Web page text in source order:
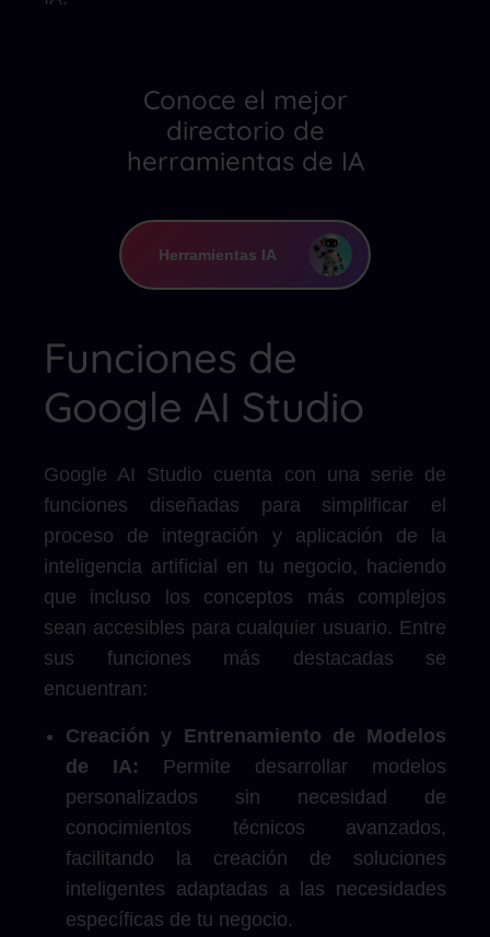
Conoce el mejor
directorio de
herramientas de IA
Herramientas IA
Funciones de
Google AI Studio
Google AI Studio cuenta con una serie de
funciones diseñadas para simplificar el
proceso de integración y aplicación de la
inteligencia artificial en tu negocio, haciendo
que incluso los conceptos más complejos
sean accesibles para cualquier usuario. Entre
sus funciones más destacadas se
encuentran:
Creación y Entrenamiento de Modelos
de IA: Permite desarrollar modelos
personalizados sin necesidad de
conocimientos técnicos avanzados,
facilitando la creación de soluciones
inteligentes adaptadas a las necesidades
específicas de tu negocio.